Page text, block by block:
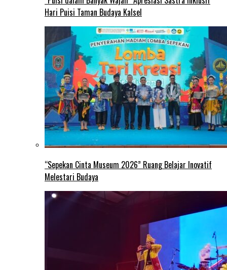
Hari Puisi Taman Budaya Kalsel
“Sepekan Cinta Museum 2026” Ruang Belajar Inovatif
Melestari Budaya